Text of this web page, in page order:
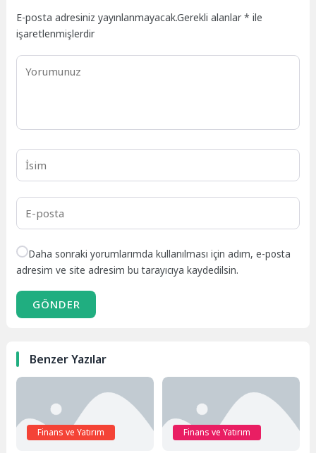
E-posta adresiniz yayınlanmayacak.Gerekli alanlar* ile
işaretlenmişlerdir
Daha sonraki yorumlarımda kullanılması için adım, e-posta
adresim ve site adresim bu tarayıcıya kaydedilsin.
GÖNDER
Benzer Yazılar
Finans ve Yatırım Finans ve Yatırım